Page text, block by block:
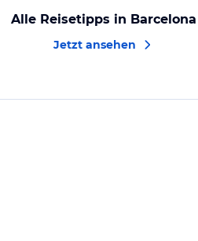
Alle Reisetipps in Barcelona
Jetzt ansehen